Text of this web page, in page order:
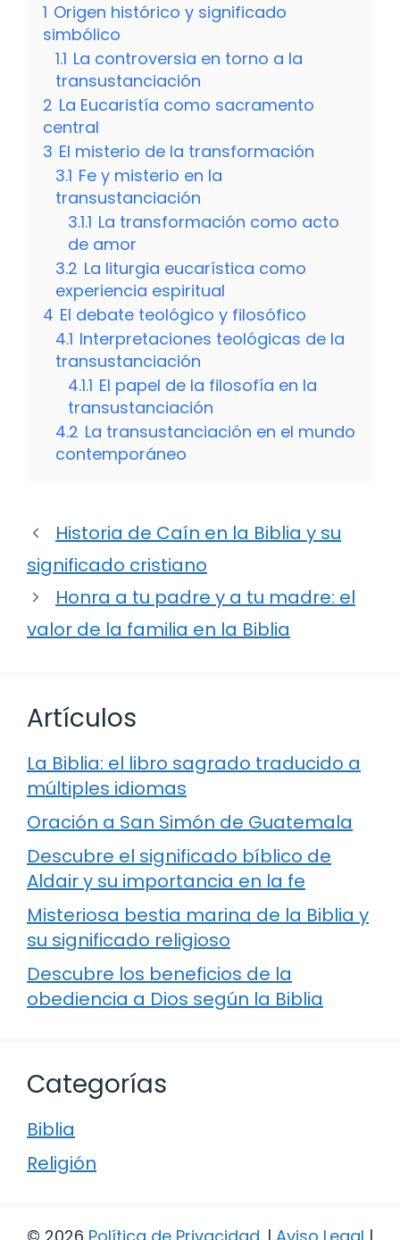
1 Origen histórico y significado
simbólico
1.1 La controversia en torno a la
transustanciación
2 La Eucaristía como sacramento
central
3 El misterio de la transformación
3.1 Fe y misterio en la
transustanciación
3.1.1 La transformación como acto
de amor
3.2 La liturgia eucarística como
experiencia espiritual
4 El debate teológico y filosófico
4.1 Interpretaciones teológicas de la
transustanciación
4.1.1 El papel de la filosofía en la
transustanciación
4.2 La transustanciación en el mundo
contemporáneo
Historia de Caín en la Biblia y su
significado cristiano
Honra a tu padre y a tu madre: el
valor de la familia en la Biblia
Artículos
La Biblia: el libro sagrado traducido a
múltiples idiomas
Oración a San Simón de Guatemala
Descubre el significado bíblico de
Aldair y su importancia en la fe
Misteriosa bestia marina de la Biblia y
su significado religioso
Descubre los beneficios de la
obediencia a Dios según la Biblia
Categorías
Biblia
Religión